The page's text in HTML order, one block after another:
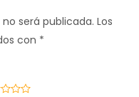
será publicada. Los
con *